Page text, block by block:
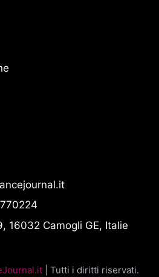
16032 Camogli GE, Italie
| Tutti i diritti riservati.